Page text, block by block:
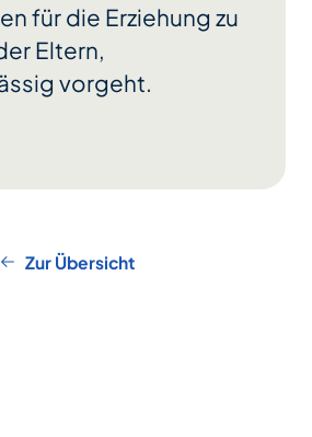
für die Erziehung zu
Eltern,
vorgeht.
Zur Übersicht